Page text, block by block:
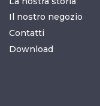
Il nostro negozio
Contatti
Download